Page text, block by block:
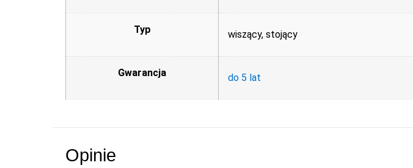
Typ wiszący, stojący
Gwarancja do 5 lat
Opinie